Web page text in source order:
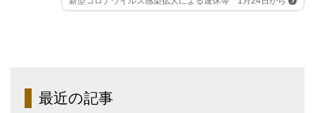
最近の記事